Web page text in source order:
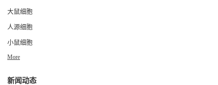
大鼠细胞
人源细胞
小鼠细胞
More
新闻动态